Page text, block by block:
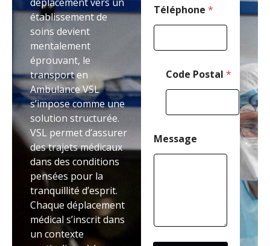
déplacement vers un
établissement de
soins devient
mentalement
éprouvant, le
transport en
Ambulance VSL
s’impose comme une
solution structurée.
VSL permet d’assurer
des trajets médicaux
dans des conditions
pensées pour la
tranquillité d’esprit.
Chaque déplacement
médical s’inscrit dans
un contexte
Téléphone *
Code Postal *
Message